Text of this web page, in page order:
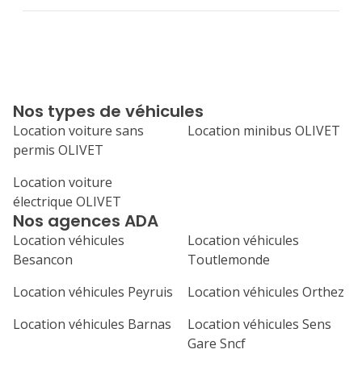
Nos agences ADA
Location véhicules
Besancon
Location véhicules
Toutlemonde
Location véhicules Peyruis
Location véhicules Orthez
Location véhicules Barnas
Location véhicules Sens
Gare Sncf
Nos types de véhicules
Location voiture sans
permis OLIVET
Location minibus OLIVET
Location voiture
électrique OLIVET